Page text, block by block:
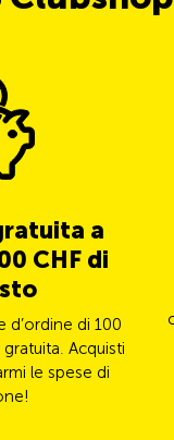
a
CHF di
d’ordine di 100
Acquisti
le spese di